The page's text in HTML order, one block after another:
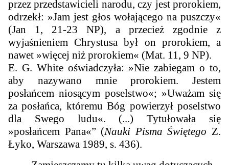
przez przedstawicieli narodu, czy jest prorokiem,
odrzekł: »Jam jest głos wołającego na puszczy«
(Jan 1, 21-23 NP), a przecież zgodnie z
wyjaśnieniem Chrystusa był on prorokiem, a
nawet »więcej niż prorokiem« (Mat. 11, 9 NP).
E. G. White oświadczyła: »Nie zabiegam o to,
aby nazywano mnie prorokiem. Jestem
posłańcem niosącym poselstwo«; »Uważam się
za posłańca, któremu Bóg powierzył poselstwo
dla Swego ludu«. (...) Tytułowała się
»posłańcem Pana«” (Nauki Pisma Świętego Z.
Łyko, Warszawa 1989, s. 436).